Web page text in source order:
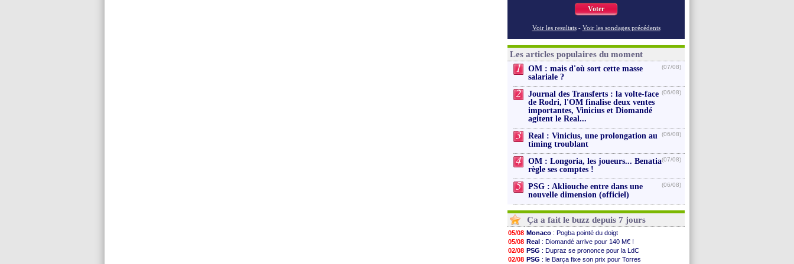
Voter
Voir les resultats - Voir les sondages précédents
Les articles populaires du moment
1
OM : mais d'où sort cette masse
salariale ?
(07/08)
2
Journal des Transferts : la volte-face
de Rodri, l'OM finalise deux ventes
importantes, Vinicius et Diomandé
agitent le Real...
(06/08)
3
Real : Vinicius, une prolongation au
timing troublant
(06/08)
4
OM : Longoria, les joueurs... Benatia
règle ses comptes !
(07/08)
5
PSG : Akliouche entre dans une
nouvelle dimension (officiel)
(06/08)
Ça a fait le buzz depuis 7 jours
05/08 Monaco : Pogba pointé du doigt
05/08 Real : Diomandé arrive pour 140 M€ !
02/08 PSG : Dupraz se prononce pour la LdC
02/08 PSG : le Barça fixe son prix pour Torres